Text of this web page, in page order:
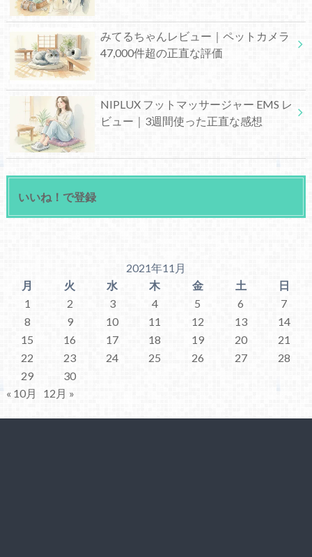
みてるちゃんレビュー｜ペットカメラ
47,000件超の正直な評価
NIPLUX フットマッサージャー EMS レ
ビュー｜3週間使った正直な感想
いいね！で登録
2021年11月
月
火 水 木 金 土
日
1
2 3 4 5 6
7
8
9 10 11 12 13
14
15
16 17 18 19 20
21
22
23 24 25 26 27
28
29
30
« 10月
12月 »